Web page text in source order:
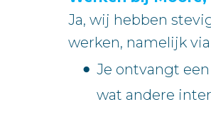
Ja, wij hebben
werken, namelijk
Je ontvangt
wat andere